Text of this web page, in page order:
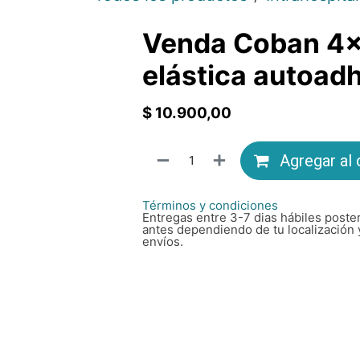
Venda Coban
elástica
$ 10.900,00
Agregar al
Términos y condiciones
Entregas entre 3-7 dias hábiles
antes dependiendo de tu localización
envíos.